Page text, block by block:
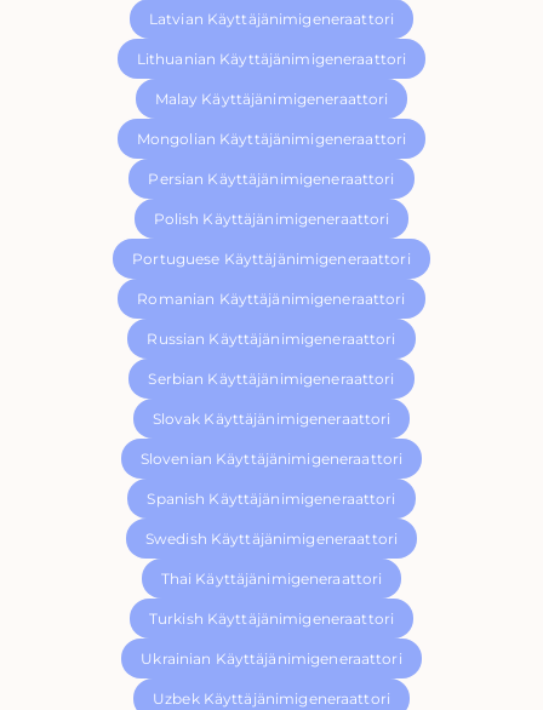
Latvian Käyttäjänimigeneraattori
Lithuanian Käyttäjänimigeneraattori
Malay Käyttäjänimigeneraattori
Mongolian Käyttäjänimigeneraattori
Persian Käyttäjänimigeneraattori
Polish Käyttäjänimigeneraattori
Portuguese Käyttäjänimigeneraattori
Romanian Käyttäjänimigeneraattori
Russian Käyttäjänimigeneraattori
Serbian Käyttäjänimigeneraattori
Slovak Käyttäjänimigeneraattori
Slovenian Käyttäjänimigeneraattori
Spanish Käyttäjänimigeneraattori
Swedish Käyttäjänimigeneraattori
Thai Käyttäjänimigeneraattori
Turkish Käyttäjänimigeneraattori
Ukrainian Käyttäjänimigeneraattori
Uzbek Käyttäjänimigeneraattori